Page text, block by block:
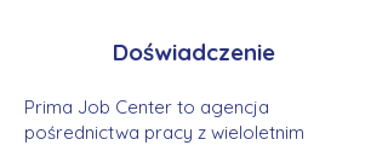
Doświadczenie
Prima Job Center to agencja
pośrednictwa pracy z wieloletnim